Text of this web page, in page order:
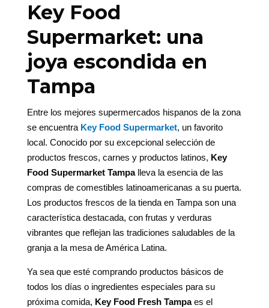
Key Food
Supermarket: una
joya escondida en
Tampa
Entre los mejores supermercados hispanos de la zona
se encuentra Key Food Supermarket, un favorito
local. Conocido por su excepcional selección de
productos frescos, carnes y productos latinos, Key
Food Supermarket Tampalleva la esencia de las
compras de comestibles latinoamericanas a su puerta.
Los productos frescos de la tienda en Tampa son una
característica destacada, con frutas y verduras
vibrantes que reflejan las tradiciones saludables de la
granja a la mesa de América Latina.
Ya sea que esté comprando productos básicos de
todos los días o ingredientes especiales para su
próxima comida, Key Food Fresh Tampaes el